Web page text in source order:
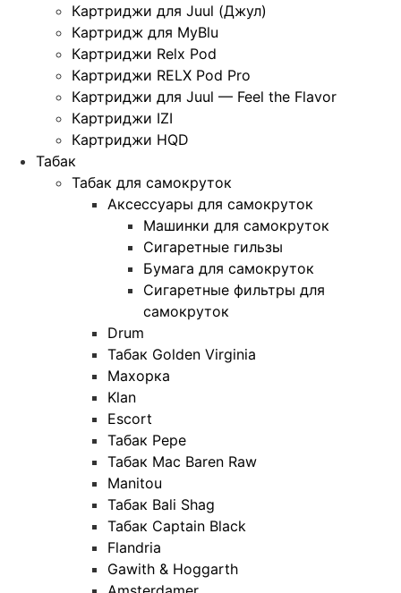
Картриджи для Juul (Джул)
Картридж для MyBlu
Картриджи Relx Pod
Картриджи RELX Pod Pro
Картриджи для Juul — Feel the Flavor
Картриджи IZI
Картриджи HQD
Табак
Табак для самокруток
Аксессуары для самокруток
Машинки для самокруток
Сигаретные гильзы
Бумага для самокруток
Сигаретные фильтры для
самокруток
Drum
Табак Golden Virginia
Махорка
Klan
Escort
Табак Pepe
Табак Mac Baren Raw
Manitou
Табак Bali Shag
Табак Captain Black
Flandria
Gawith & Hoggarth